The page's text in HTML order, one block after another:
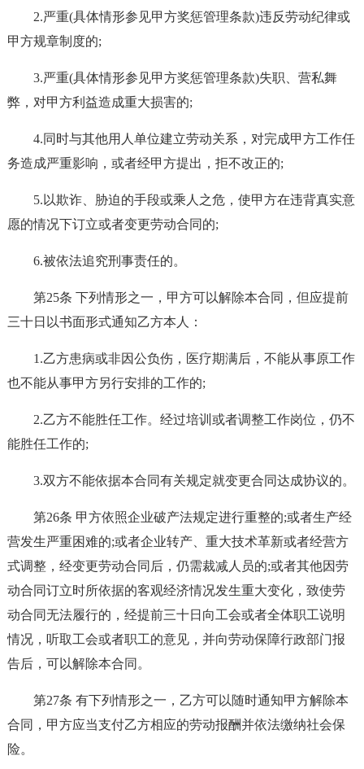
2.严重(具体情形参见甲方奖惩管理条款)违反劳动纪律或
甲方规章制度的;
3.严重(具体情形参见甲方奖惩管理条款)失职、营私舞
弊，对甲方利益造成重大损害的;
4.同时与其他用人单位建立劳动关系，对完成甲方工作任
务造成严重影响，或者经甲方提出，拒不改正的;
5.以欺诈、胁迫的手段或乘人之危，使甲方在违背真实意
愿的情况下订立或者变更劳动合同的;
6.被依法追究刑事责任的。
第25条 下列情形之一，甲方可以解除本合同，但应提前
三十日以书面形式通知乙方本人：
1.乙方患病或非因公负伤，医疗期满后，不能从事原工作
也不能从事甲方另行安排的工作的;
2.乙方不能胜任工作。经过培训或者调整工作岗位，仍不
能胜任工作的;
3.双方不能依据本合同有关规定就变更合同达成协议的。
第26条 甲方依照企业破产法规定进行重整的;或者生产经
营发生严重困难的;或者企业转产、重大技术革新或者经营方
式调整，经变更劳动合同后，仍需裁减人员的;或者其他因劳
动合同订立时所依据的客观经济情况发生重大变化，致使劳
动合同无法履行的，经提前三十日向工会或者全体职工说明
情况，听取工会或者职工的意见，并向劳动保障行政部门报
告后，可以解除本合同。
第27条 有下列情形之一，乙方可以随时通知甲方解除本
合同，甲方应当支付乙方相应的劳动报酬并依法缴纳社会保
险。